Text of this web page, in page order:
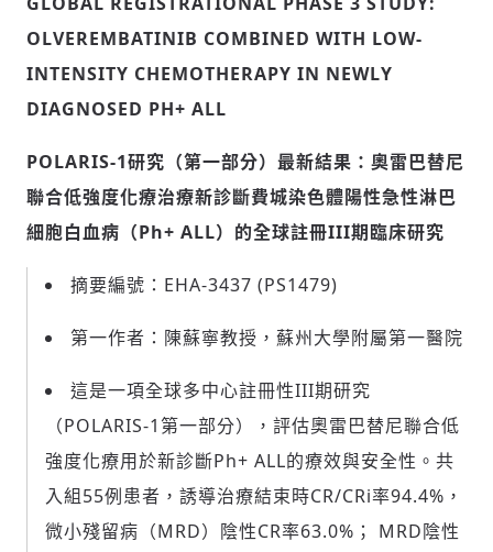
OLVEREMBATINIB COMBINED WITH LOW-
INTENSITY CHEMOTHERAPY IN NEWLY
DIAGNOSED PH+ ALL
POLARIS-1研究（第一部分）最新結果：奧雷巴替尼
聯合低強度化療治療新診斷費城染色體陽性急性淋巴
細胞白血病（Ph+ ALL）的全球註冊III期臨床研究
摘要編號：EHA-3437 (PS1479)
第一作者：陳蘇寧教授，蘇州大學附屬第一醫院
這是一項全球多中心註冊性III期研究
（POLARIS-1第一部分），評估奧雷巴替尼聯合低
強度化療用於新診斷Ph+ ALL的療效與安全性。共
入組55例患者，誘導治療結束時CR/CRi率94.4%，
微小殘留病（MRD）陰性CR率63.0%； MRD陰性